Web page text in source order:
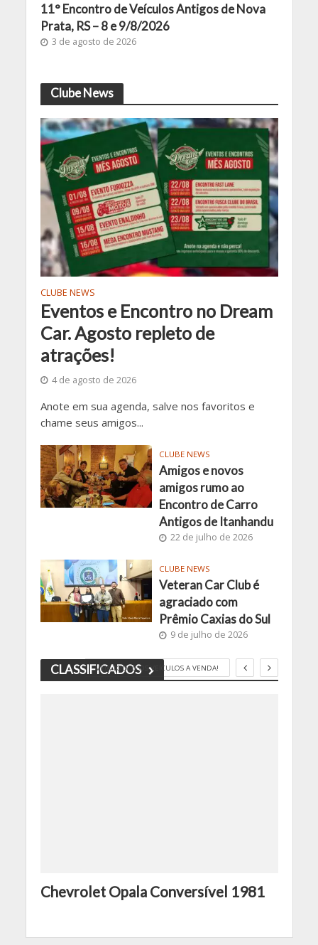
11° Encontro de Veículos Antigos de Nova
Prata, RS – 8 e 9/8/2026
3 de agosto de 2026
Clube News
CLUBE NEWS
Eventos e Encontro no Dream
Car. Agosto repleto de
atrações!
4 de agosto de 2026
Anote em sua agenda, salve nos favoritos e
chame seus amigos...
CLUBE NEWS
Amigos e novos
amigos rumo ao
Encontro de Carro
Antigos de Itanhandu
22 de julho de 2026
CLUBE NEWS
Veteran Car Club é
agraciado com
Prêmio Caxias do Sul
9 de julho de 2026
CLASSIFICADOSVEJA TODOS OS VEÍCULOS A VENDA!
Chevrolet Opala Conversível 1981